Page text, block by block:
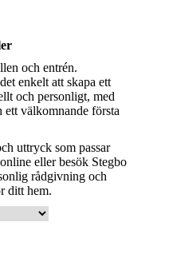
och entrén.
enkelt att skapa ett
och personligt, med
välkomnande första
uttryck som passar
eller besök Stegbo
rådgivning och
ditt hem.